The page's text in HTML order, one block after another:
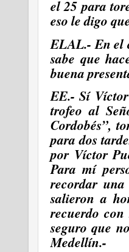
el 25 para
eso le digo
ELAL.- En el
sabe que
buena
EE.- Sí
trofeo al
Cordobés”,
para dos
por Víctor
Para mí
recordar
salieron a
recuerdo
seguro que
Medellín.-